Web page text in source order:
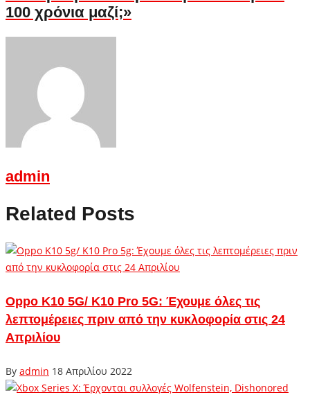
100 χρόνια μαζί;»
admin
Related Posts
Oppo K10 5G/ K10 Pro 5G: Έχουμε όλες τις
λεπτομέρειες πριν από την κυκλοφορία στις 24
Απριλίου
By admin 18 Απριλίου 2022